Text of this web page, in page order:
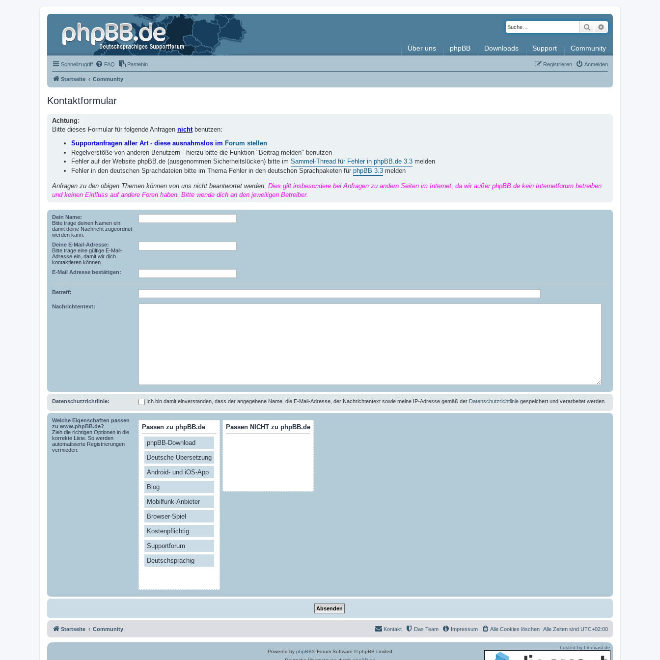
Suche
Über uns phpBB Downloads Support Community
Schnellzugriff FAQ Pastebin Anmelden
Registrieren
Startseite Community
Kontaktformular
Achtung:
Bitte dieses Formular für folgende Anfragen nichtbenutzen:
Supportanfragen aller Art - diese ausnahmslos im Forum stellen
Regelverstöße von anderen Benutzern - hierzu bitte die Funktion "Beitrag melden" benutzen
Fehler auf der Website phpBB.de (ausgenommen Sicherheitslücken) bitte im Sammel-Thread für Fehler in phpBB.de 3.3 melden
Fehler in den deutschen Sprachdateien bitte im Thema Fehler in den deutschen Sprachpaketen für phpBB 3.3 melden
Anfragen zu den obigen Themen können von uns nicht beantwortet werden. Dies gilt insbesondere bei Anfragen zu andern Seiten im Internet, da wir außer phpBB.de kein Internetforum betreiben
und keinen Einfluss auf andere Foren haben. Bitte wende dich an den jeweiligen Betreiber.
Dein Name:
Bitte trage deinen Namen ein,
damit deine Nachricht zugeordnet
werden kann.
Deine E-Mail-Adresse:
Bitte trage eine gültige E-Mail-
Adresse ein, damit wir dich
kontaktieren können.
E-Mail Adresse bestätigen:
Betreff:
Nachrichtentext:
Datenschutzrichtlinie: Ich bin damit einverstanden, dass der angegebene Name, die E-Mail-Adresse, der Nachrichtentext sowie meine IP-Adresse gemäß der Datenschutzrichtlinie gespeichert und verarbeitet werden.
Welche Eigenschaften passen
zu www.phpBB.de?
Zieh die richtigen Optionen in die
korrekte Liste. So werden
automatisierte Registrierungen
vermieden.
Passen zu phpBB.de
phpBB-Download
Deutsche Übersetzung
Android- und iOS-App
Blog
Mobilfunk-Anbieter
Browser-Spiel
Kostenpflichtig
Supportforum
Deutschsprachig
Passen NICHT zu phpBB.de
Startseite Community Alle Zeiten sind UTC+02:00
Alle Cookies löschen
Impressum
Das Team
Kontakt
Powered by phpBB® Forum Software © phpBB Limited
hosted by Linevast.de